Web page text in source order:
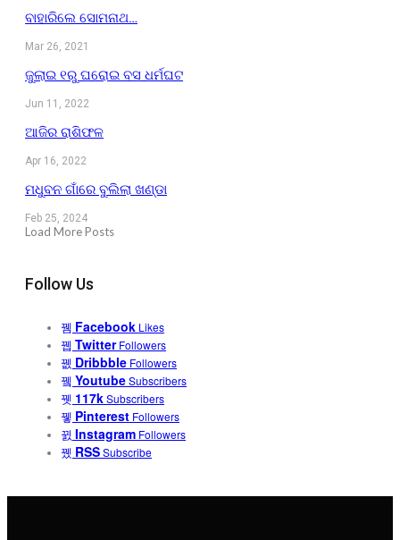
ବାହାରିଲେ ସୋମନାଥ…
Mar 26, 2021
ଜୁଲାଇ ୧ରୁ ଘରୋଇ ବସ ଧର୍ମଘଟ
Jun 11, 2022
ଆଜିର ରାଶିଫଳ
Apr 16, 2022
ମଧୁବନ ଗାଁରେ ବୁଲିଲା ଖଣ୍ଡା
Feb 25, 2024
Load More Posts
Follow Us
Facebook Likes
Twitter Followers
Dribbble Followers
YoutubeSubscribers
117kSubscribers
Pinterest Followers
Instagram Followers
RSSSubscribe